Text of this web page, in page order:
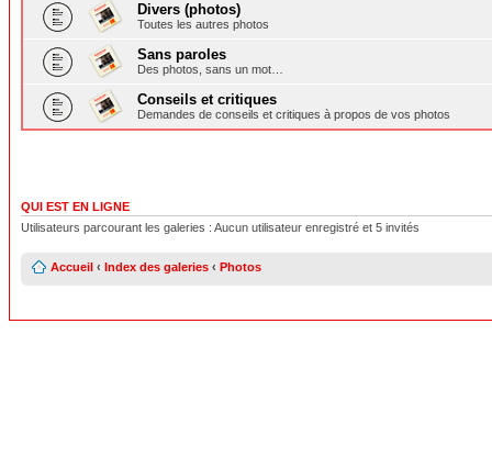
Divers (photos)
Toutes les autres photos
Sans paroles
Des photos, sans un mot…
Conseils et critiques
Demandes de conseils et critiques à propos de vos photos
QUI EST EN LIGNE
Utilisateurs parcourant les galeries : Aucun utilisateur enregistré et 5 invités
Accueil ‹ Index des galeries ‹ Photos